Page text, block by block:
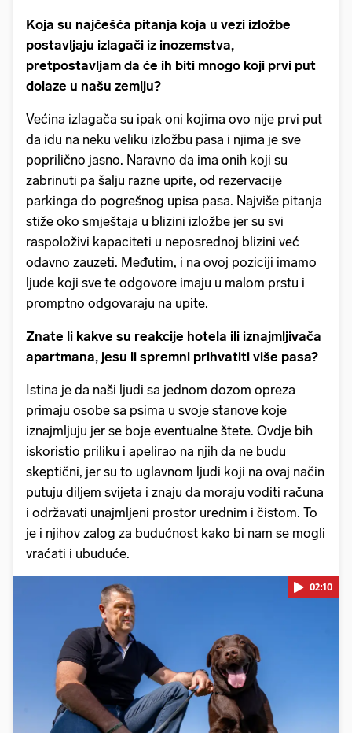
Koja su najčešća pitanja koja u vezi izložbe
postavljaju izlagači iz inozemstva,
pretpostavljam da će ih biti mnogo koji prvi put
dolaze u našu zemlju?
Većina izlagača su ipak oni kojima ovo nije prvi put
da idu na neku veliku izložbu pasa i njima je sve
poprilično jasno. Naravno da ima onih koji su
zabrinuti pa šalju razne upite, od rezervacije
parkinga do pogrešnog upisa pasa. Najviše pitanja
stiže oko smještaja u blizini izložbe jer su svi
raspoloživi kapaciteti u neposrednoj blizini već
odavno zauzeti. Međutim, i na ovoj poziciji imamo
ljude koji sve te odgovore imaju u malom prstu i
promptno odgovaraju na upite.
Znate li kakve su reakcije hotela ili iznajmljivača
apartmana, jesu li spremni prihvatiti više pasa?
Istina je da naši ljudi sa jednom dozom opreza
primaju osobe sa psima u svoje stanove koje
iznajmljuju jer se boje eventualne štete. Ovdje bih
iskoristio priliku i apelirao na njih da ne budu
skeptični, jer su to uglavnom ljudi koji na ovaj način
putuju diljem svijeta i znaju da moraju voditi računa
i održavati unajmljeni prostor urednim i čistom. To
je i njihov zalog za budućnost kako bi nam se mogli
vraćati i ubuduće.
Pokretanje videa...
02:10